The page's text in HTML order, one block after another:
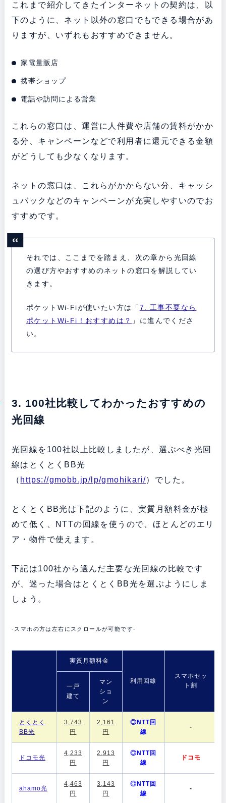
これまで紹介してきたインターネットの契約は、以
下のように、ネット以外の窓口でもできる場合があ
りますが、いずれもおすすめできません。
家電量販店
携帯ショップ
電話や訪問による営業
これらの窓口は、運営に人件費や店舗の賃料がかか
る分、キャンペーンなどで利用者に還元できる金額
がどうしても少なくなります。
ネットの窓口は、これらがかからない分、キャッシ
ュバックなどのキャンペーンが充実しやすいのでお
すすめです。
それでは、ここまでを踏まえ、次の章から光回線
の選び方やおすすめのネットの窓口を解説してい
きます。
ポケットWi-Fiが使いたい方は「 7. 工事不要なら
ポケットWi-Fi！おすすめは？ 」に進んでくださ
い。
3. 100社比較してわかったおすすめの
光回線
光回線を100社以上比較しましたが、選ぶべき光回
線はとくとくBB光
（ https://gmobb.jp/lp/gmohikari/）でした。
とくとくBB光は下記のように、実質月額料金が極
めて低く、NTTの回線を使うので、ほとんどのエリ
ア・物件で使えます。
下記は100社から選んだ主要な光回線の比較です
が、迷った場合はとくとくBB光を選ぶようにしま
しょう。
-スマホの方は左右にスクロールが可能です-
実質月額料金
利用回線
スマホセッ
ト割
一戸
建て
マン
ショ
ン
とくとく
BB光
3,743
円
2,161
円
◎NTT回
線
-
ドコモ光
4,233
円
2,913
円
◎NTT回
線
ドコモ
ahamo光
4,463
円
3,143
円
◎NTT回
線
-